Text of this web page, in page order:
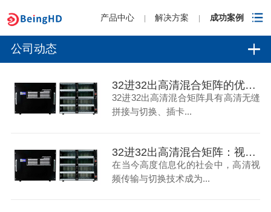
产品中心 | 解决方案 | 成功案例
公司动态
32进32出高清混合矩阵的优点-碧云祥
32进32出高清混合矩阵具有高清无缝
拼接与切换、插卡...
32进32出高清混合矩阵：视频传输与切换的新标杆
在当今高度信息化的社会中，高清视
频传输与切换技术成为...